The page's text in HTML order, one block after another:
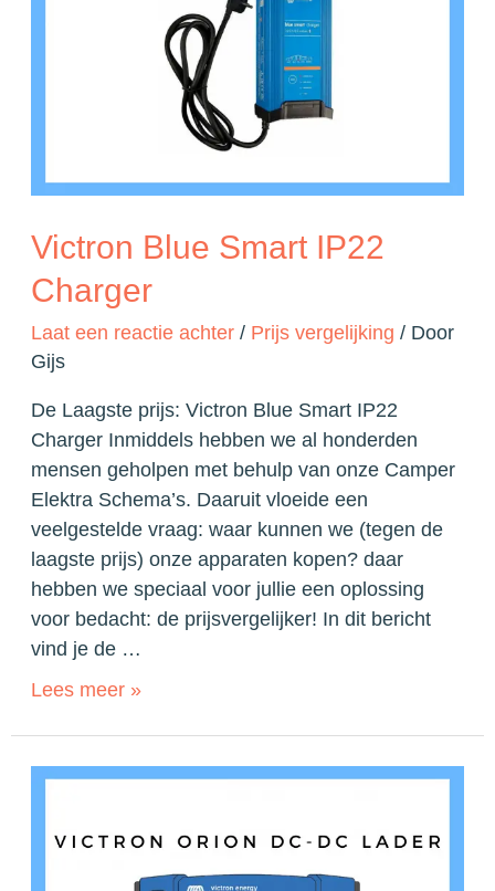
Victron Blue Smart IP22
Charger
Laat een reactie achter / Prijs vergelijking / Door
Gijs
De Laagste prijs: Victron Blue Smart IP22
Charger Inmiddels hebben we al honderden
mensen geholpen met behulp van onze Camper
Elektra Schema’s. Daaruit vloeide een
veelgestelde vraag: waar kunnen we (tegen de
laagste prijs) onze apparaten kopen? daar
hebben we speciaal voor jullie een oplossing
voor bedacht: de prijsvergelijker! In dit bericht
vind je de …
Lees meer »